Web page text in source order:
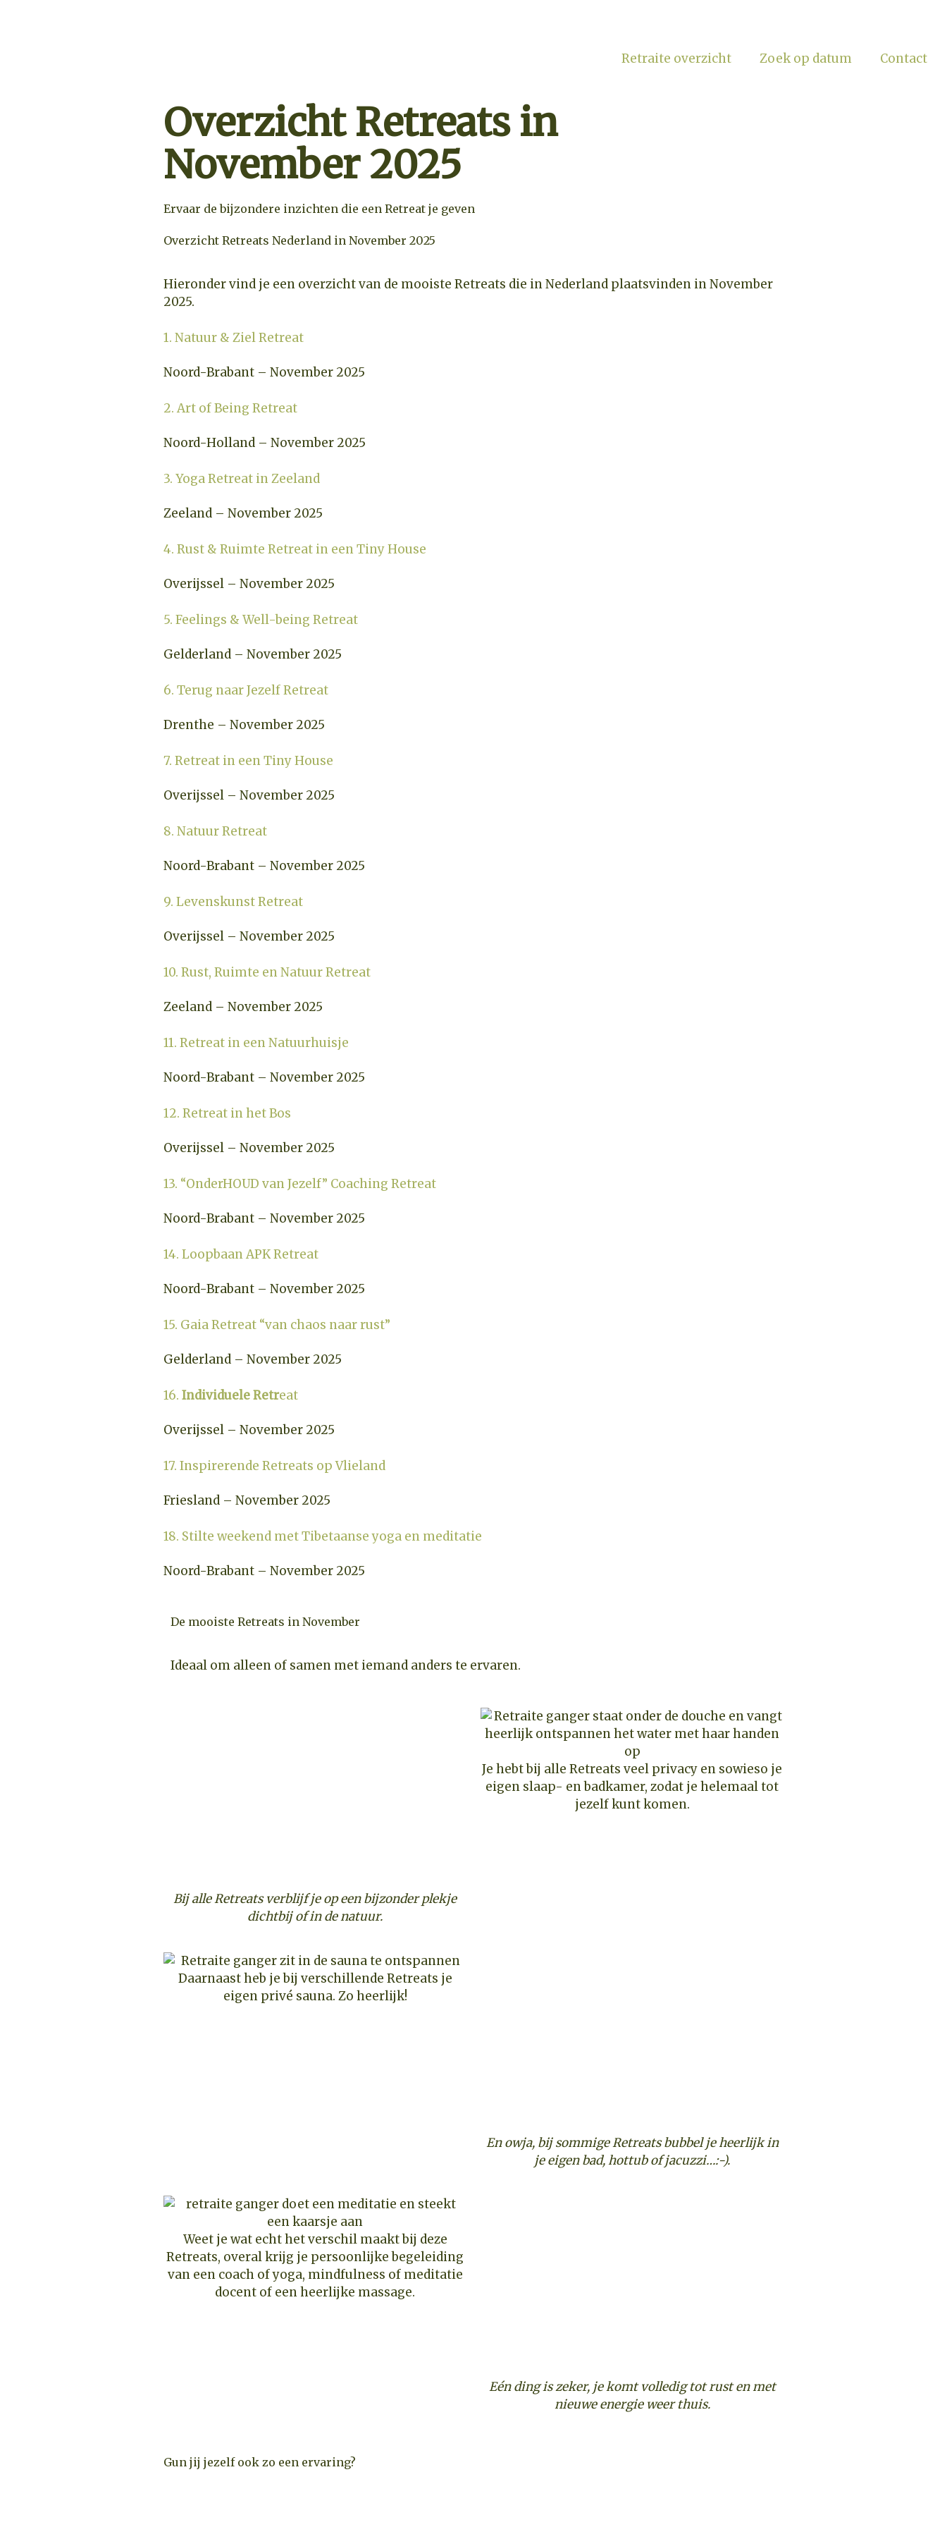
Retraite overzicht Zoek op datum Contact
Overzicht Retreats in
November 2025
Ervaar de bijzondere inzichten die een Retreat je geven
Overzicht Retreats Nederland in November 2025
Hieronder vind je een overzicht van de mooiste Retreats die in Nederland plaatsvinden in November
2025.
1. Natuur & Ziel Retreat
Noord-Brabant – November 2025
2. Art of Being Retreat
Noord-Holland – November 2025
3. Yoga Retreat in Zeeland
Zeeland – November 2025
4. Rust & Ruimte Retreat in een Tiny House
Overijssel – November 2025
5. Feelings & Well-being Retreat
Gelderland – November 2025
6. Terug naar Jezelf Retreat
Drenthe – November 2025
7. Retreat in een Tiny House
Overijssel – November 2025
8. Natuur Retreat
Noord-Brabant – November 2025
9. Levenskunst Retreat
Overijssel – November 2025
10. Rust, Ruimte en Natuur Retreat
Zeeland – November 2025
11. Retreat in een Natuurhuisje
Noord-Brabant – November 2025
12. Retreat in het Bos
Overijssel – November 2025
13. “OnderHOUD van Jezelf” Coaching Retreat
Noord-Brabant – November 2025
14. Loopbaan APK Retreat
Noord-Brabant – November 2025
15. Gaia Retreat “van chaos naar rust”
Gelderland – November 2025
16. Individuele Retreat
Overijssel – November 2025
17. Inspirerende Retreats op Vlieland
Friesland – November 2025
18. Stilte weekend met Tibetaanse yoga en meditatie
Noord-Brabant – November 2025
De mooiste Retreats in November
Ideaal om alleen of samen met iemand anders te ervaren.
Bij alle Retreats verblijf je op een bijzonder plekje
dichtbij of in de natuur.
Je hebt bij alle Retreats veel privacy en sowieso je
eigen slaap- en badkamer, zodat je helemaal tot
jezelf kunt komen.
Daarnaast heb je bij verschillende Retreats je
eigen privé sauna. Zo heerlijk!
En owja, bij sommige Retreats bubbel je heerlijk in
je eigen bad, hottub of jacuzzi…:-).
Weet je wat echt het verschil maakt bij deze
Retreats, overal krijg je persoonlijke begeleiding
van een coach of yoga, mindfulness of meditatie
docent of een heerlijke massage.
Eén ding is zeker, je komt volledig tot rust en met
nieuwe energie weer thuis.
Gun jij jezelf ook zo een ervaring?